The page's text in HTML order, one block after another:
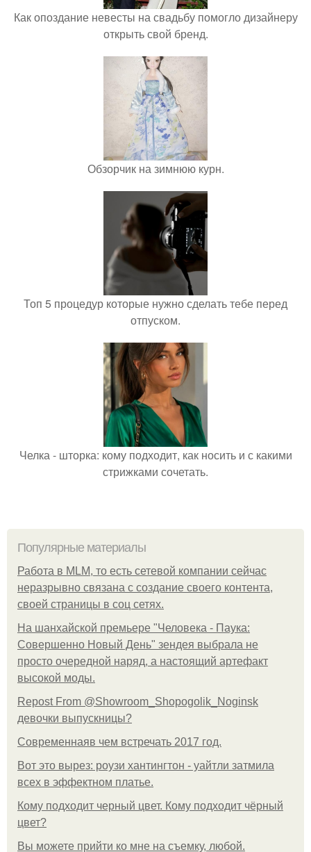
Как опоздание невесты на свадьбу помогло дизайнеру
открыть свой бренд.
Обзорчик на зимнюю курн.
Топ 5 процедур которые нужно сделать тебе перед
отпуском.
Челка - шторка: кому подходит, как носить и с какими
стрижками сочетать.
Популярные материалы
Работа в MLM, то есть сетевой компании сейчас
неразрывно связана с создание своего контента,
своей страницы в соц сетях.
На шанхайской премьере "Человека - Паука:
Совершенно Новый День" зендея выбрала не
просто очередной наряд, а настоящий артефакт
высокой моды.
Repost From @Showroom_Shopogolik_Noginsk
девочки выпускницы?
Современнаяв чем встречать 2017 год.
Вот это вырез: роузи хантингтон - уайтли затмила
всех в эффектном платьe.
Кому подходит черный цвет. Кому подходит чёрный
цвет?
Вы можете прийти ко мне на съемку, любой.